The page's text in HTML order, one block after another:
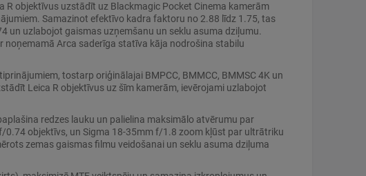
R objektīvus uzstādīt uz Blackmagic Pocket Cinema kamerām
Samazinot efektīvo kadra faktoru no 2.88 līdz 1.75, tas
uzlabojot gaismas uzņemšanu un seklu asuma dziļumu.
noņemamā Arca saderīga statīva kāja nodrošina stabilu
tostarp oriģinālajai BMPCC, BMMCC, BMMSC 4K un
Leica R objektīvus uz šīm kamerām, ievērojami uzlabojot
redzes lauku un palielina maksimālo atvērumu par
objektīvs, un Sigma 18-35mm f/1.8 zoom kļūst par ultrātriku
zemas gaismas filmu veidošanai un seklu asuma dziļuma